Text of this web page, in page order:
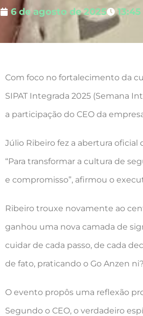
6 de agosto de 2025 13:45
Com foco no fortalecimento da
SIPAT Integrada 2025 (Semana
a participação do CEO da
Júlio Ribeiro fez a abertura
“Para transformar a cultura de
e compromisso”, afirmou o
Ribeiro trouxe novamente ao
ganhou uma nova camada de
cuidar de cada passo, de cada
de fato, praticando o Go Anzen
O evento propôs uma reflexão
Segundo o CEO, o verdadeiro